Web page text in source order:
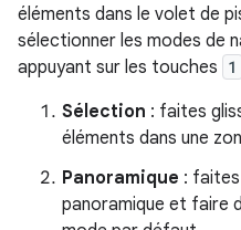
éléments dans le volet de
sélectionner les modes de
appuyant sur les touches 1
Sélection : faites
éléments dans une
Panoramique :
panoramique et faire